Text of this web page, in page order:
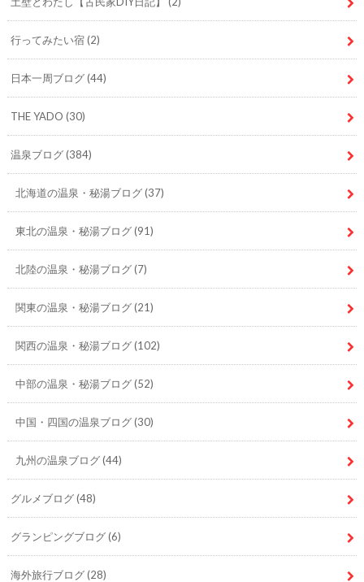
行ってみたい宿(2)
日本一周ブログ(44)
THE YADO (30)
温泉ブログ(384)
北海道の温泉・秘湯ブログ(37)
東北の温泉・秘湯ブログ(91)
北陸の温泉・秘湯ブログ(7)
関東の温泉・秘湯ブログ(21)
関西の温泉・秘湯ブログ(102)
中部の温泉・秘湯ブログ(52)
中国・四国の温泉ブログ(30)
九州の温泉ブログ(44)
グルメブログ(48)
グランピングブログ(6)
海外旅行ブログ(28)